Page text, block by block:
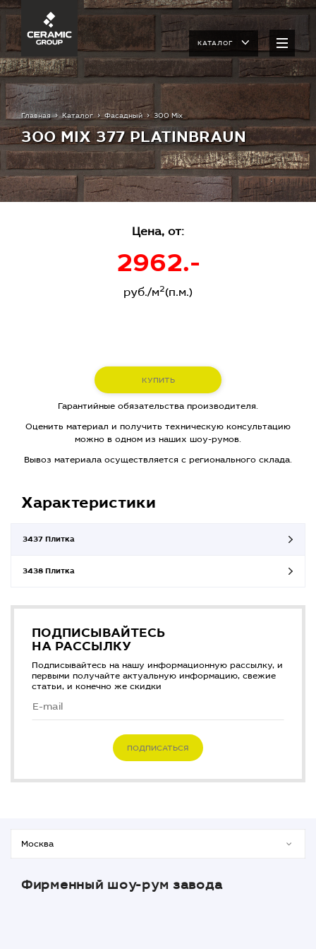
КАТАЛОГ
Главная Каталог Фасадный 300 Mix
300 MIX 377 PLATINBRAUN
Цена, от:
2962.-
руб./м2(п.м.)
КУПИТЬ
Гарантийные обязательства производителя.
Оценить материал и получить техническую консультацию
можно в одном из наших шоу-румов.
Вывоз материала осуществляется с регионального склада.
Характеристики
3437 Плитка
3438 Плитка
ПОДПИСЫВАЙТЕСЬ
НА РАССЫЛКУ
Подписывайтесь на нашу информационную рассылку, и
первыми получайте актуальную информацию, свежие
статьи, и конечно же скидки
ПОДПИСАТЬСЯ
Фирменный шоу-рум завода